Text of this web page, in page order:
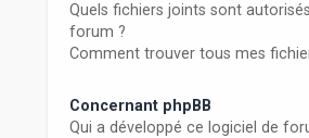
Quels fichiers joints sont
forum ?
Comment trouver tous mes
Concernant phpBB
Qui a développé ce logiciel de